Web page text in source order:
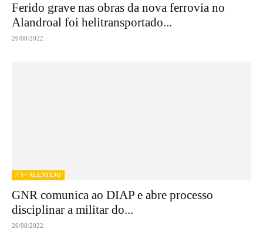
Ferido grave nas obras da nova ferrovia no
Alandroal foi helitransportado...
26/08/2022
// S+ ALENTEJO
GNR comunica ao DIAP e abre processo
disciplinar a militar do...
26/08/2022